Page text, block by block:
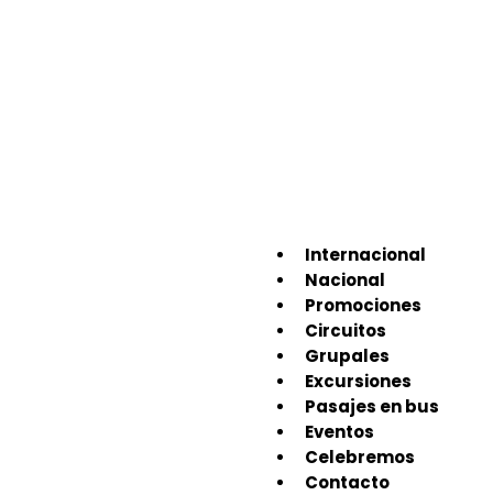
Internacional
Nacional
Promociones
Circuitos
Grupales
Excursiones
Pasajes en bus
Eventos
Celebremos
Contacto